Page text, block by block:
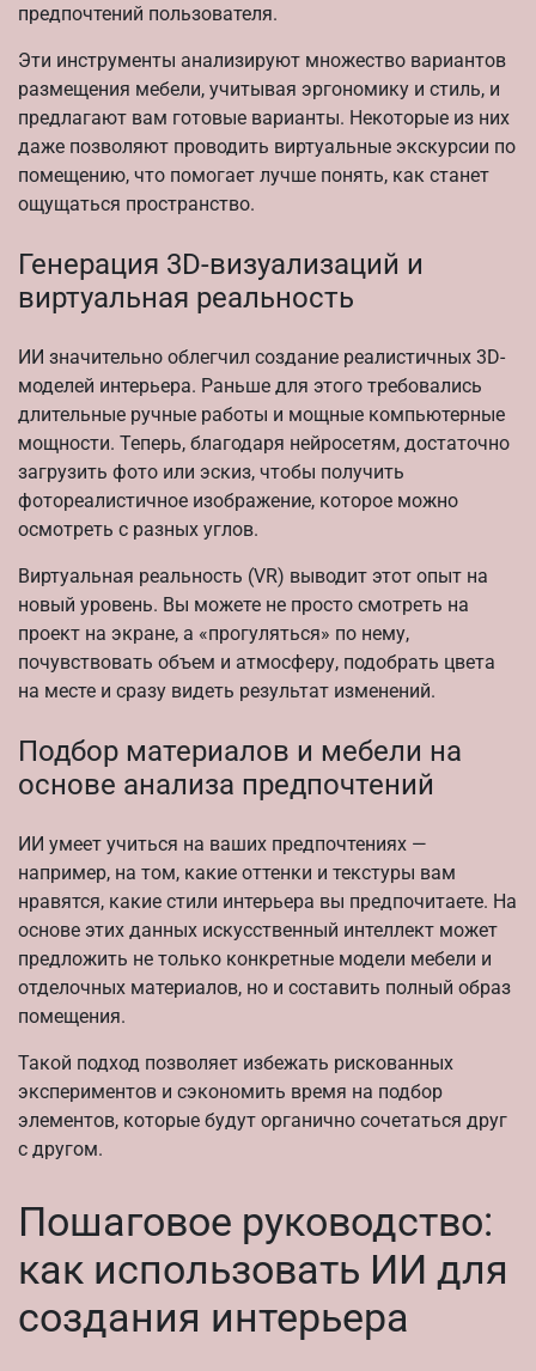
предпочтений пользователя.
Эти инструменты анализируют множество вариантов
размещения мебели, учитывая эргономику и стиль, и
предлагают вам готовые варианты. Некоторые из них
даже позволяют проводить виртуальные экскурсии по
помещению, что помогает лучше понять, как станет
ощущаться пространство.
Генерация 3D-визуализаций и
виртуальная реальность
ИИ значительно облегчил создание реалистичных 3D-
моделей интерьера. Раньше для этого требовались
длительные ручные работы и мощные компьютерные
мощности. Теперь, благодаря нейросетям, достаточно
загрузить фото или эскиз, чтобы получить
фотореалистичное изображение, которое можно
осмотреть с разных углов.
Виртуальная реальность (VR) выводит этот опыт на
новый уровень. Вы можете не просто смотреть на
проект на экране, а «прогуляться» по нему,
почувствовать объем и атмосферу, подобрать цвета
на месте и сразу видеть результат изменений.
Подбор материалов и мебели на
основе анализа предпочтений
ИИ умеет учиться на ваших предпочтениях —
например, на том, какие оттенки и текстуры вам
нравятся, какие стили интерьера вы предпочитаете. На
основе этих данных искусственный интеллект может
предложить не только конкретные модели мебели и
отделочных материалов, но и составить полный образ
помещения.
Такой подход позволяет избежать рискованных
экспериментов и сэкономить время на подбор
элементов, которые будут органично сочетаться друг
с другом.
Пошаговое руководство:
как использовать ИИ для
создания интерьера